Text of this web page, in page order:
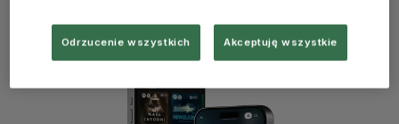
Odrzucenie wszystkich Akceptuję wszystkie